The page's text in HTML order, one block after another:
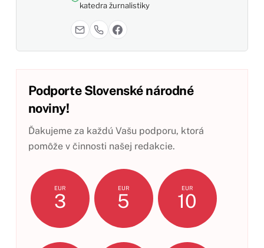
katedra žurnalistiky
Podporte Slovenské národné
noviny!
Ďakujeme za každú Vašu podporu, ktorá
pomôže v činnosti našej redakcie.
EUR
3
EUR
5
EUR
10